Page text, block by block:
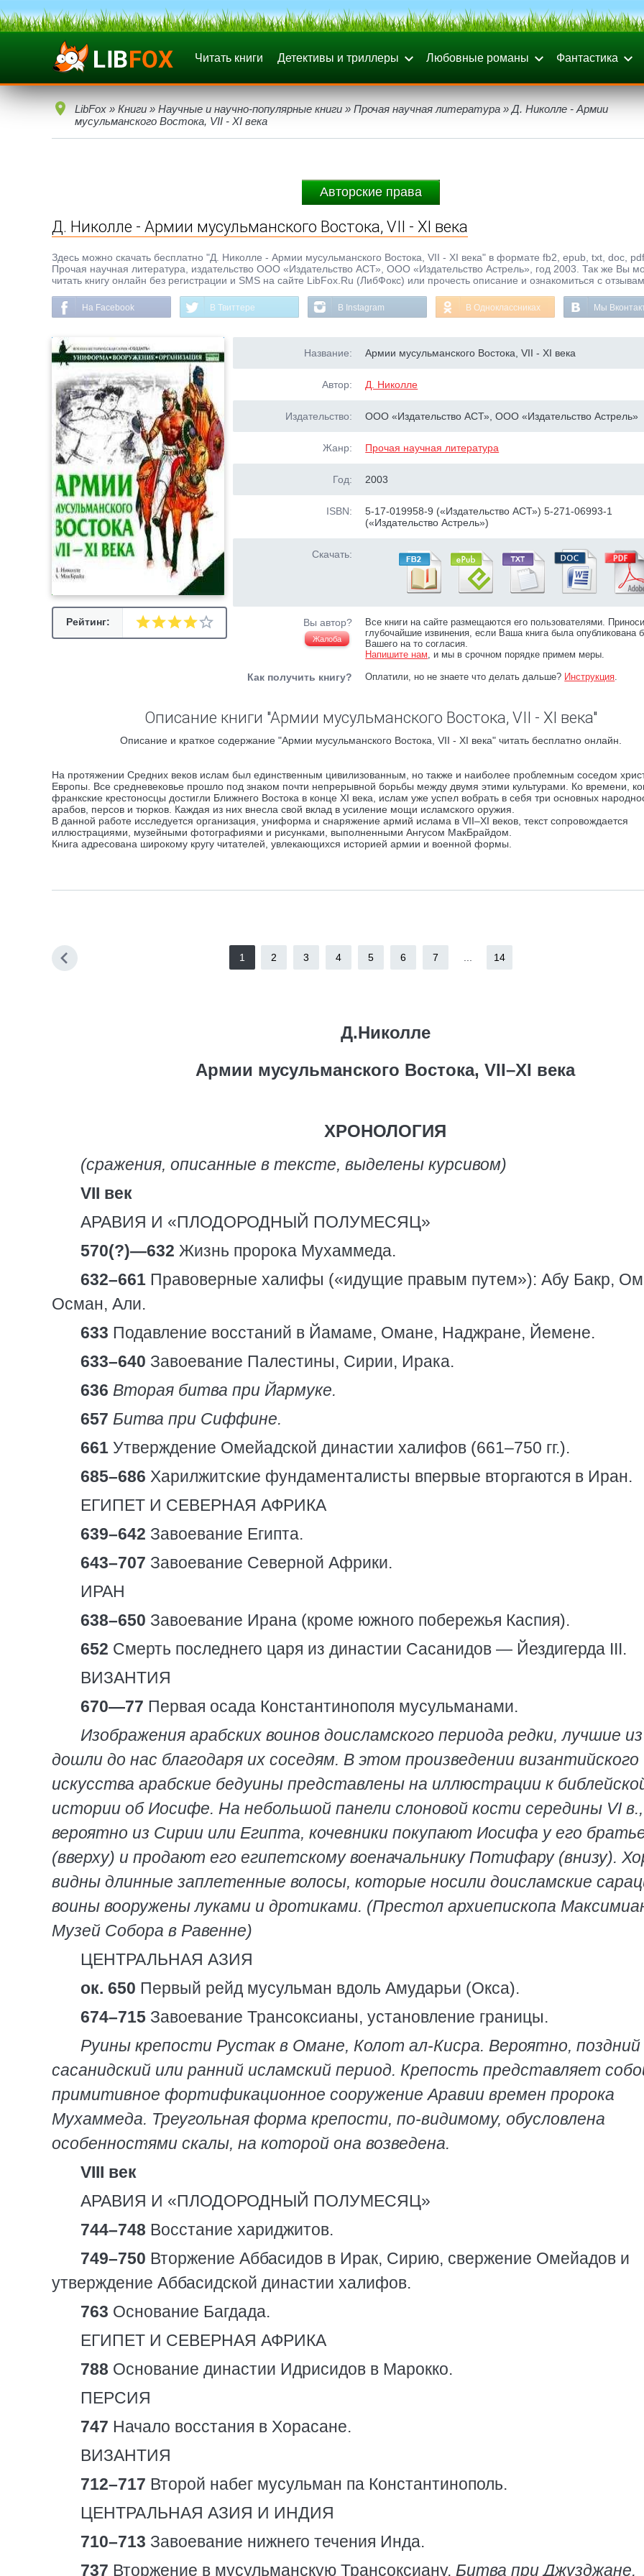
Читать книги Детективы и триллеры Любовные романы Фантастика
LibFox » Книги » Научные и научно-популярные книги » Прочая научная литература » Д. Николле - Армии
мусульманского Востока, VII - XI века
Авторские права
Д. Николле - Армии мусульманского Востока, VII - XI века
Здесь можно скачать бесплатно "Д. Николле - Армии мусульманского Востока, VII - XI века" в формате fb2, epub, txt, doc,
Прочая научная литература, издательство ООО «Издательство АСТ», ООО «Издательство Астрель», год 2003. Так же Вы
читать книгу онлайн без регистрации и SMS на сайте LibFox.Ru (ЛибФокс) или прочесть описание и ознакомиться с
На Facebook В Твиттере В Instagram В Одноклассниках Мы
Рейтинг:
Название: Армии мусульманского Востока, VII - XI века
Автор: Д. Николле
Издательство: ООО «Издательство АСТ», ООО «Издательство Астрель»
Жанр: Прочая научная литература
Год: 2003
ISBN:
5-17-019958-9 («Издательство АСТ») 5-271-06993-1
(«Издательство Астрель»)
Скачать:
Вы автор?
Жалоба
Все книги на сайте размещаются его пользователями.
глубочайшие извинения, если Ваша книга была опубликована
Вашего на то согласия.
Напишите нам, и мы в срочном порядке примем меры.
Как получить книгу? Оплатили, но не знаете что делать дальше? Инструкция.
Описание книги "Армии мусульманского Востока, VII - XI века"
Описание и краткое содержание "Армии мусульманского Востока, VII - XI века" читать бесплатно онлайн.
На протяжении Средних веков ислам был единственным цивилизованным, но также и наиболее проблемным соседом
Европы. Все средневековье прошло под знаком почти непрерывной борьбы между двумя этими культурами. Ко времени,
франкские крестоносцы достигли Ближнего Востока в конце XI века, ислам уже успел вобрать в себя три основных
арабов, персов и тюрков. Каждая из них внесла свой вклад в усиление мощи исламского оружия.
В данной работе исследуется организация, униформа и снаряжение армий ислама в VII–XI веков, текст сопровождается
иллюстрациями, музейными фотографиями и рисунками, выполненными Ангусом МакБрайдом.
Книга адресована широкому кругу читателей, увлекающихся историей армии и военной формы.
1 2 3 4 5 6 7 14
Д.Николле
Армии мусульманского Востока, VII–XI века
ХРОНОЛОГИЯ
(сражения, описанные в тексте, выделены курсивом)
VII век
АРАВИЯ И «ПЛОДОРОДНЫЙ ПОЛУМЕСЯЦ»
570(?)—632 Жизнь пророка Мухаммеда.
632–661 Правоверные халифы («идущие правым путем»): Абу Бакр,
Осман, Али.
633 Подавление восстаний в Йамаме, Омане, Наджране, Йемене.
633–640 Завоевание Палестины, Сирии, Ирака.
636 Вторая битва при Йармуке.
657 Битва при Сиффине.
661 Утверждение Омейадской династии халифов (661–750 гг.).
685–686 Харилжитские фундаменталисты впервые вторгаются в Иран.
ЕГИПЕТ И СЕВЕРНАЯ АФРИКА
639–642 Завоевание Египта.
643–707 Завоевание Северной Африки.
ИРАН
638–650 Завоевание Ирана (кроме южного побережья Каспия).
652 Смерть последнего царя из династии Сасанидов — Йездигерда III.
ВИЗАНТИЯ
670—77 Первая осада Константинополя мусульманами.
Изображения арабских воинов доисламского периода редки, лучшие
дошли до нас благодаря их соседям. В этом произведении византийского
искусства арабские бедуины представлены на иллюстрации к
истории об Иосифе. На небольшой панели слоновой кости середины VI в.,
вероятно из Сирии или Египта, кочевники покупают Иосифа у его
(вверху) и продают его египетскому военачальнику Потифару (внизу).
видны длинные заплетенные волосы, которые носили доисламские
воины вооружены луками и дротиками. (Престол архиепископа
Музей Собора в Равенне)
ЦЕНТРАЛЬНАЯ АЗИЯ
ок. 650 Первый рейд мусульман вдоль Амударьи (Окса).
674–715 Завоевание Трансоксианы, установление границы.
Руины крепости Рустак в Омане, Колот ал-Кисра. Вероятно, поздний
сасанидский или ранний исламский период. Крепость представляет
примитивное фортификационное сооружение Аравии времен пророка
Мухаммеда. Треугольная форма крепости, по-видимому, обусловлена
особенностями скалы, на которой она возведена.
VIII век
АРАВИЯ И «ПЛОДОРОДНЫЙ ПОЛУМЕСЯЦ»
744–748 Восстание хариджитов.
749–750 Вторжение Аббасидов в Ирак, Сирию, свержение Омейадов и
утверждение Аббасидской династии халифов.
763 Основание Багдада.
ЕГИПЕТ И СЕВЕРНАЯ АФРИКА
788 Основание династии Идрисидов в Марокко.
ПЕРСИЯ
747 Начало восстания в Хорасане.
ВИЗАНТИЯ
712–717 Второй набег мусульман па Константинополь.
ЦЕНТРАЛЬНАЯ АЗИЯ И ИНДИЯ
710–713 Завоевание нижнего течения Инда.
737 Вторжение в мусульманскую Трансоксиану. Битва при Джузджане.